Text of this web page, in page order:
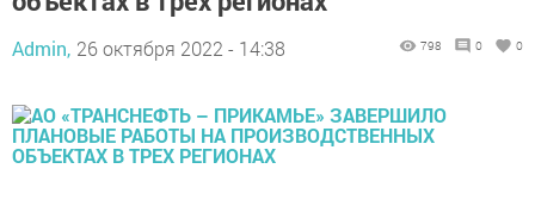
Admin, 26 октября 2022 - 14:38 798 0 0